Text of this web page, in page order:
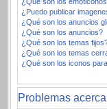
¿Puedo publicar
¿Qué son los anuncios
¿Qué son los anuncios?
¿Qué son los temas
¿Qué son los temas
¿Qué son los iconos
Problemas